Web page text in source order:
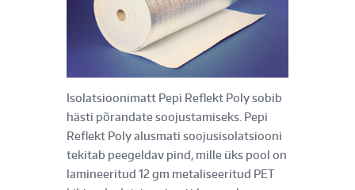
Isolatsioonimatt Pepi Reflekt Poly sobib
hästi põrandate soojustamiseks. Pepi
Reflekt Poly alusmati soojusisolatsiooni
tekitab peegeldav pind, mille üks pool on
lamineeritud 12 gm metaliseeritud PET